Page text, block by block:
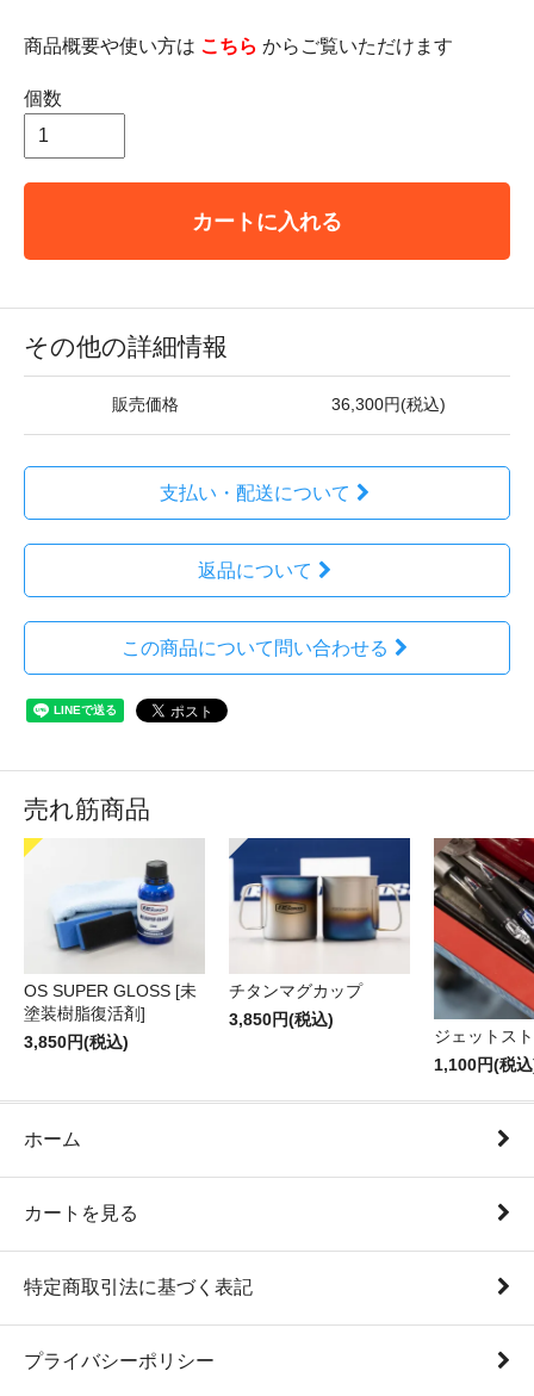
商品概要や使い方は こちら からご覧いただけます
個数
カートに入れる
その他の詳細情報
販売価格 36,300円(税込)
支払い・配送について
返品について
この商品について問い合わせる
売れ筋商品
OS SUPER GLOSS [未
塗装樹脂復活剤]
3,850円(税込)
チタンマグカップ
3,850円(税込)
ジェットス
1,100円(税
ホーム
カートを見る
特定商取引法に基づく表記
プライバシーポリシー